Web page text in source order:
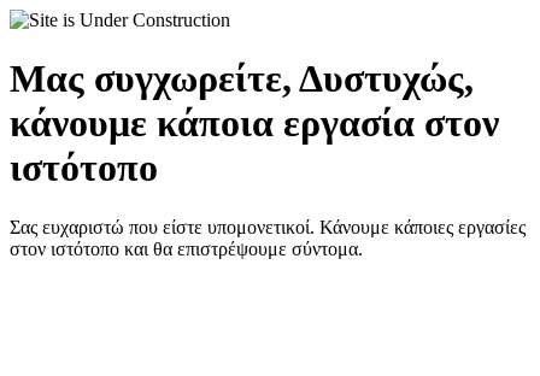
Μας συγχωρείτε, Δυστυχώς,
κάνουμε κάποια εργασία στον
ιστότοπο
Σας ευχαριστώ που είστε υπομονετικοί. Κάνουμε κάποιες εργασίες
στον ιστότοπο και θα επιστρέψουμε σύντομα.